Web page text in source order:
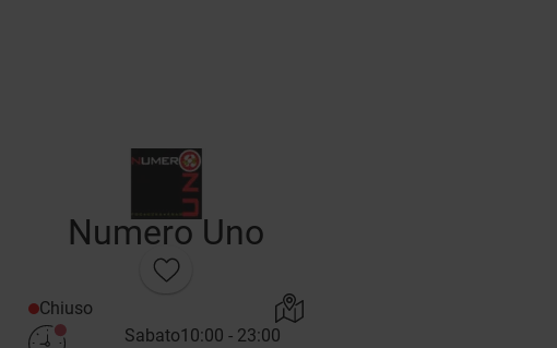
Numero Uno
Chiuso
Sabato10:00 - 23:00